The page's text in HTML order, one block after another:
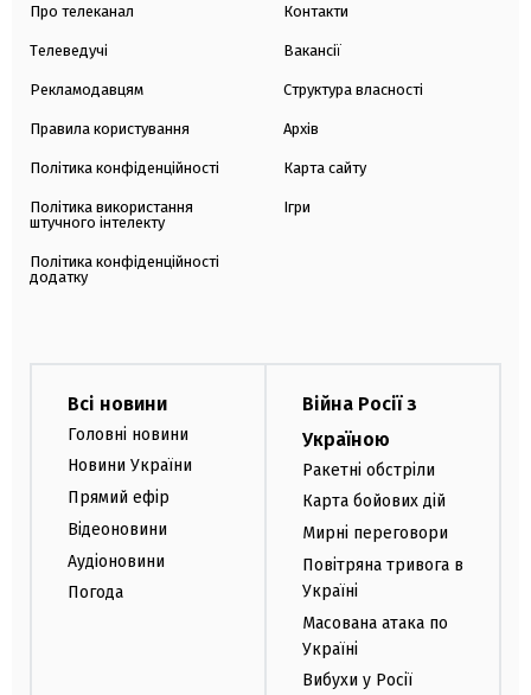
Про телеканал
Телеведучі
Рекламодавцям
Правила користування
Політика конфіденційності
Політика використання
штучного інтелекту
Політика конфіденційності
додатку
Контакти
Вакансії
Структура власності
Архів
Карта сайту
Ігри
Всі новини
Головні новини
Новини України
Прямий ефір
Відеоновини
Аудіоновини
Погода
Війна Росії з
Україною
Ракетні обстріли
Карта бойових дій
Мирні переговори
Повітряна тривога в
Україні
Масована атака по
Україні
Вибухи у Росії